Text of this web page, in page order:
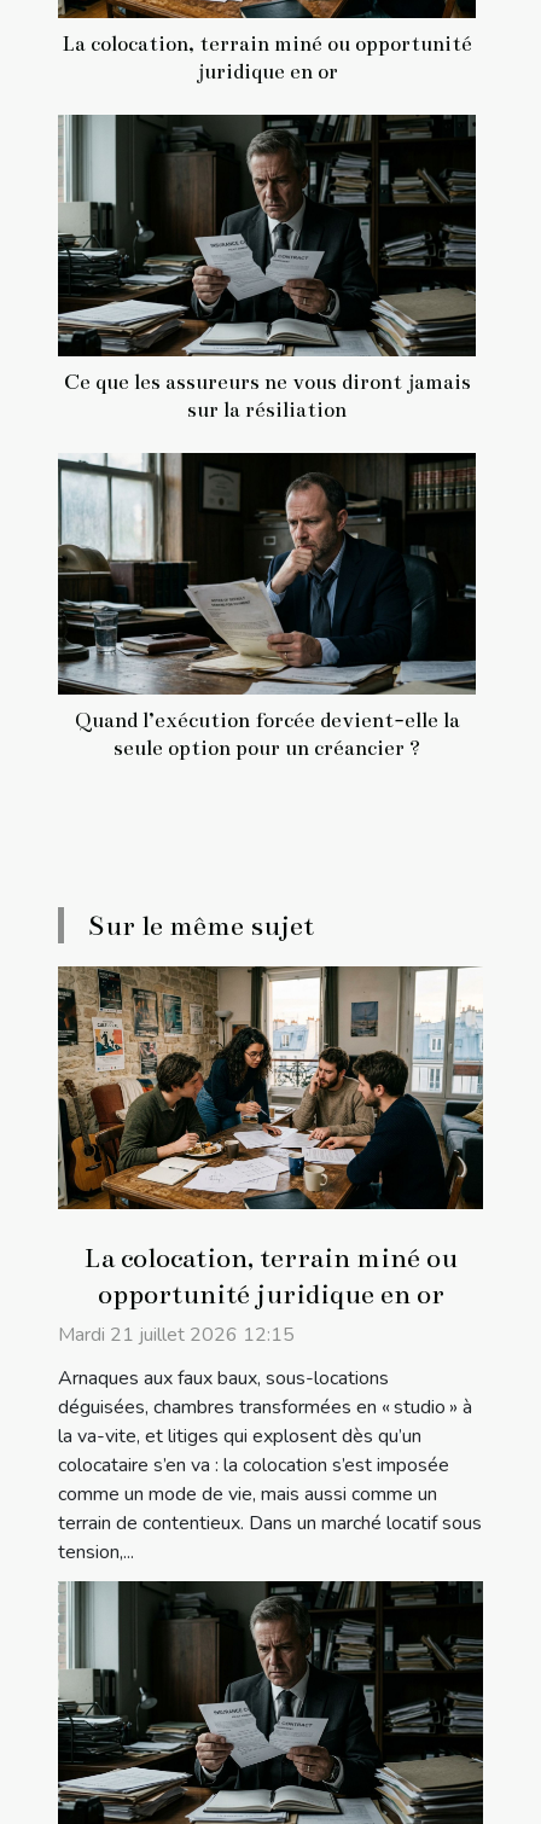
La colocation, terrain miné ou opportunité
juridique en or
Ce que les assureurs ne vous diront jamais
sur la résiliation
Quand l’exécution forcée devient-elle la
seule option pour un créancier ?
Sur le même sujet
La colocation, terrain miné ou
opportunité juridique en or
Mardi 21 juillet 2026 12:15
Arnaques aux faux baux, sous-locations
déguisées, chambres transformées en « studio » à
la va-vite, et litiges qui explosent dès qu’un
colocataire s’en va : la colocation s’est imposée
comme un mode de vie, mais aussi comme un
terrain de contentieux. Dans un marché locatif sous
tension,...